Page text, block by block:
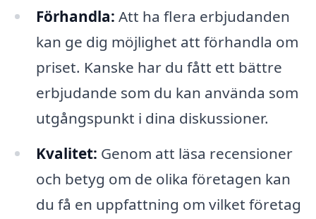
Förhandla: Att ha flera erbjudanden
kan ge dig möjlighet att förhandla om
priset. Kanske har du fått ett bättre
erbjudande som du kan använda som
utgångspunkt i dina diskussioner.
Kvalitet: Genom att läsa recensioner
och betyg om de olika företagen kan
du få en uppfattning om vilket företag